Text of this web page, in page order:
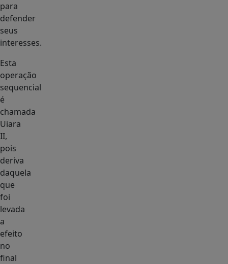
para
defender
seus
interesses.
Esta
operação
sequencial
é
chamada
Uiara
II,
pois
deriva
daquela
que
foi
levada
a
efeito
no
final